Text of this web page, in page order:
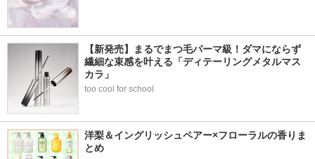
【新発売】まるでまつ毛パーマ級！ダマにならず
繊細な束感を叶える「ディテーリングメタルマス
カラ」
too cool for school
洋梨＆イングリッシュペアー×フローラルの香りま
とめ